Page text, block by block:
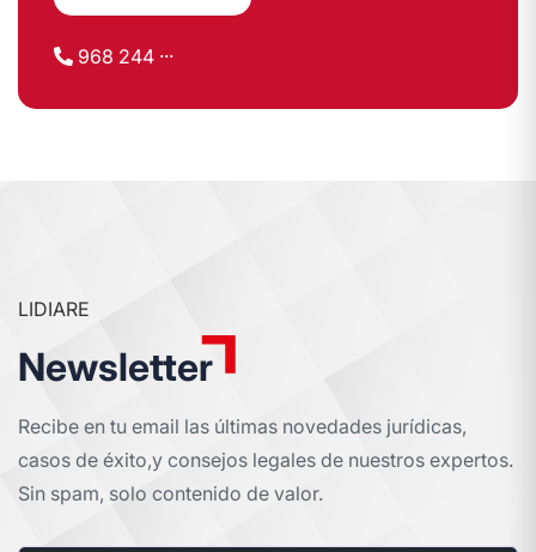
968 244 ···
LIDIARE
Newsletter
Recibe en tu email las últimas novedades jurídicas,
casos de éxito,y consejos legales de nuestros expertos.
Sin spam, solo contenido de valor.